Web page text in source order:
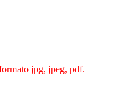
jpg, jpeg, pdf.